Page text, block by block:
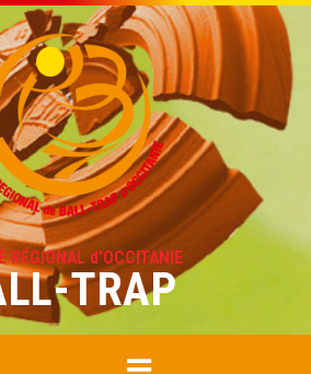
RÉGIONAL d'OCCITANIE
TRAP